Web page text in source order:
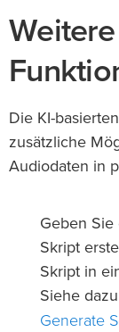
Die KI-
zusätzliche
Audiodaten in
Geben Sie
Skript
Skript in
Siehe
Generate